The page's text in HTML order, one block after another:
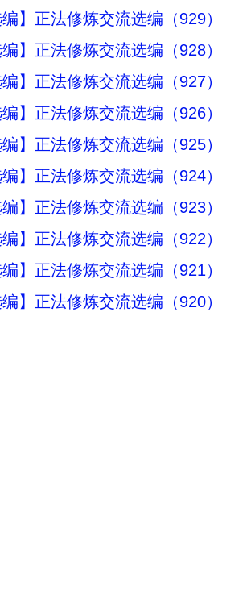
】正法修炼交流选编（929）
】正法修炼交流选编（928）
】正法修炼交流选编（927）
】正法修炼交流选编（926）
】正法修炼交流选编（925）
】正法修炼交流选编（924）
】正法修炼交流选编（923）
】正法修炼交流选编（922）
】正法修炼交流选编（921）
】正法修炼交流选编（920）